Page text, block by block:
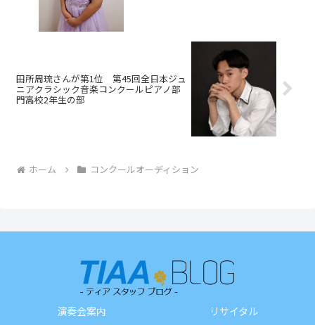
田所周琉さんが第1位 第45回全日本ジュ
ニアクラシック音楽コンクールピアノ部
門高校2年生の部
ホーム コンクールオーディション
演奏会案内
リサイタル